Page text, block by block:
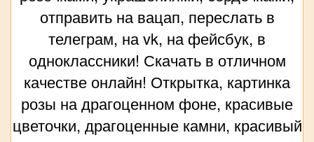
отправить на вацап, переслать в
телеграм, на vk, на фейсбук, в
одноклассники! Скачать в отличном
качестве онлайн! Открытка, картинка
розы на драгоценном фоне, красивые
цветочки, драгоценные камни, красивый